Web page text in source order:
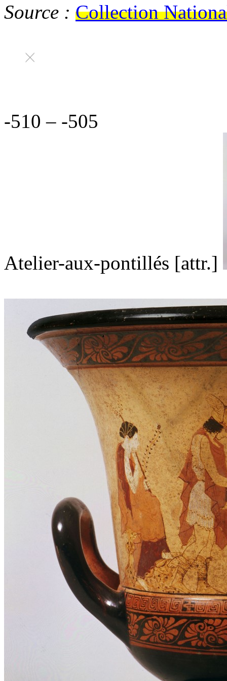
Source : Collection
-510– -505
Atelier-aux-pontillés [attr.]